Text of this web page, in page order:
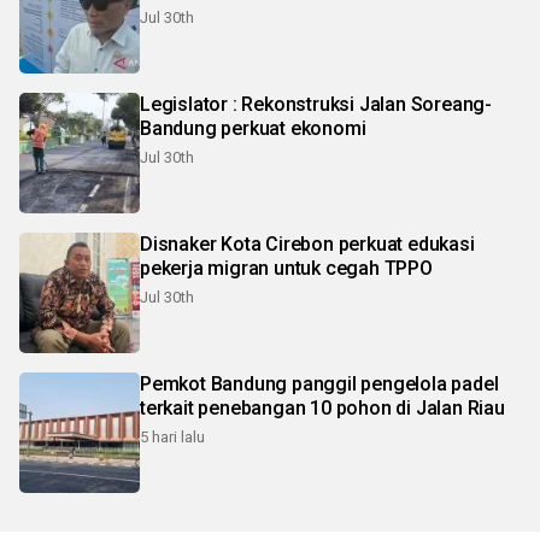
Jul 30th
Legislator : Rekonstruksi Jalan Soreang-
Bandung perkuat ekonomi
Jul 30th
Disnaker Kota Cirebon perkuat edukasi
pekerja migran untuk cegah TPPO
Jul 30th
Pemkot Bandung panggil pengelola padel
terkait penebangan 10 pohon di Jalan Riau
5 hari lalu